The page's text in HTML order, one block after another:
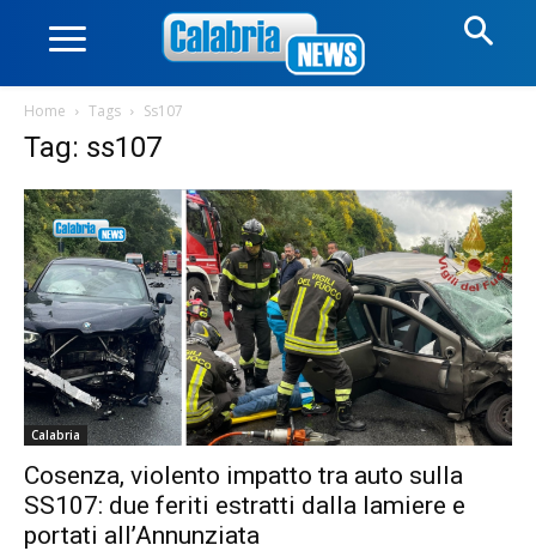
Home Tags Ss107
Tag: ss107
Calabria
Cosenza, violento impatto tra auto sulla
SS107: due feriti estratti dalla lamiere e
portati all’Annunziata